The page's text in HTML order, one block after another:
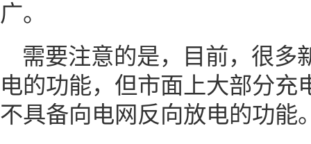
广。
需要注意的是，目前，很多
电的功能，但市面上大部分充
不具备向电网反向放电的功能